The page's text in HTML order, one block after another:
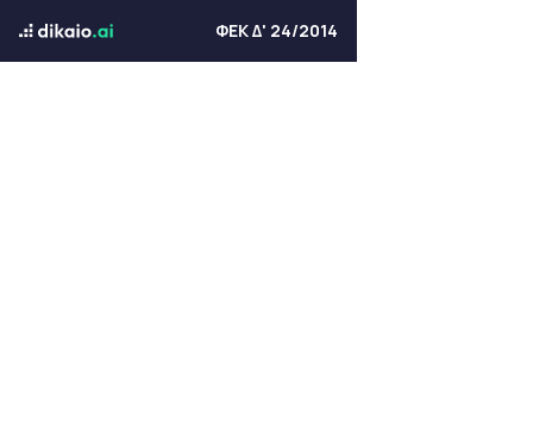
ΦΕΚ Δ' 24/2014